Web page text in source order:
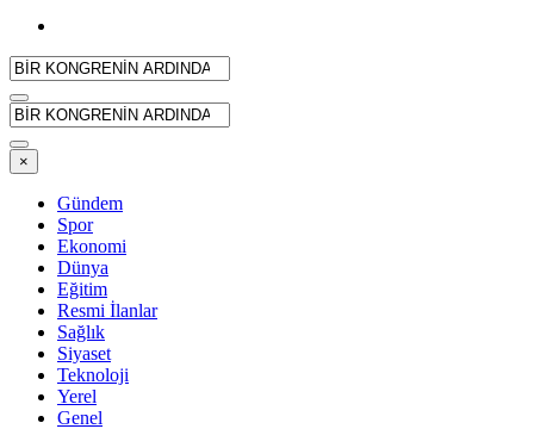
×
Gündem
Spor
Ekonomi
Dünya
Eğitim
Resmi İlanlar
Sağlık
Siyaset
Teknoloji
Yerel
Genel